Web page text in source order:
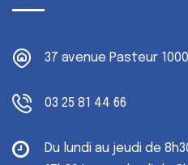
37 avenue Pasteur
03 25 81 44 66
Du lundi au jeudi de